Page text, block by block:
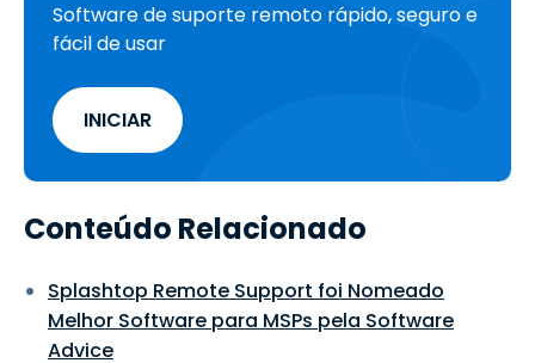
Software de suporte remoto rápido, seguro e
fácil de usar
INICIAR
Conteúdo Relacionado
Splashtop Remote Support foi Nomeado
Melhor Software para MSPs pela Software
Advice